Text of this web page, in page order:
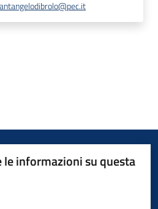
le informazioni su questa